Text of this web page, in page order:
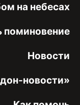
на небесах
поминовение
Новости
новости»